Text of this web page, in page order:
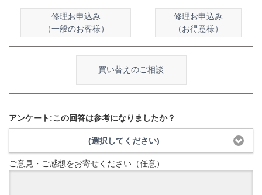
修理お申込み
（一般のお客様）
修理お申込み
（お得意様）
買い替えのご相談
アンケート:この回答は参考になりましたか？
(選択してください)
ご意見・ご感想をお寄せください（任意）